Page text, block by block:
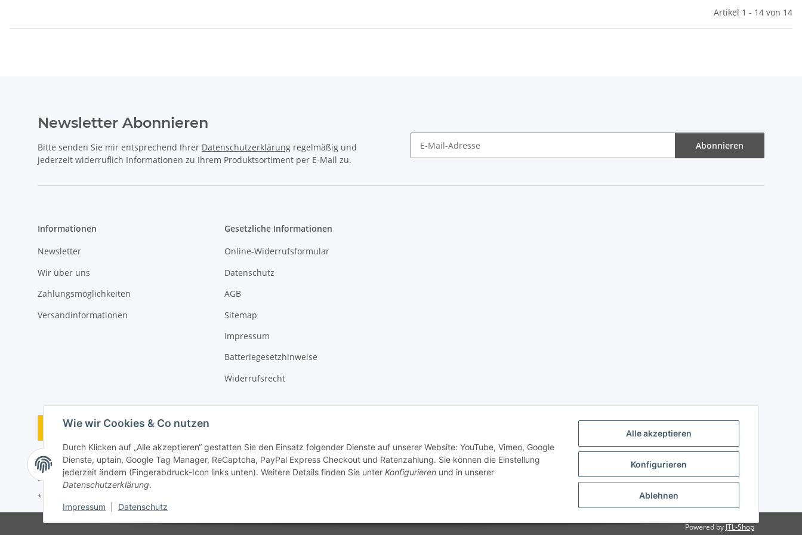
Alle akzeptieren
Konfigurieren
Ablehnen
Wie wir Cookies & Co nutzen
Durch Klicken auf „Alle akzeptieren“ gestatten Sie den Einsatz folgender Dienste auf unserer Website: YouTube, Vimeo, Google
Dienste, uptain, Google Tag Manager, ReCaptcha, PayPal Express Checkout und Ratenzahlung. Sie können die Einstellung
jederzeit ändern (Fingerabdruck-Icon links unten). Weitere Details finden Sie unter Konfigurieren und in unserer
Datenschutzerklärung.
Impressum Datenschutz
Artikel 1 - 14 von 14
Newsletter Abonnieren
Bitte senden Sie mir entsprechend Ihrer Datenschutzerklärung regelmäßig und
jederzeit widerruflich Informationen zu Ihrem Produktsortiment per E-Mail zu.
Abonnieren
Informationen
Newsletter
Wir über uns
Zahlungsmöglichkeiten
Versandinformationen
Gesetzliche Informationen
Online-Widerrufsformular
Datenschutz
AGB
Sitemap
Impressum
Batteriegesetzhinweise
Widerrufsrecht
Bestellung widerrufen
* Alle Preise inkl. gesetzlicher USt., zzgl.
Powered by JTL-Shop